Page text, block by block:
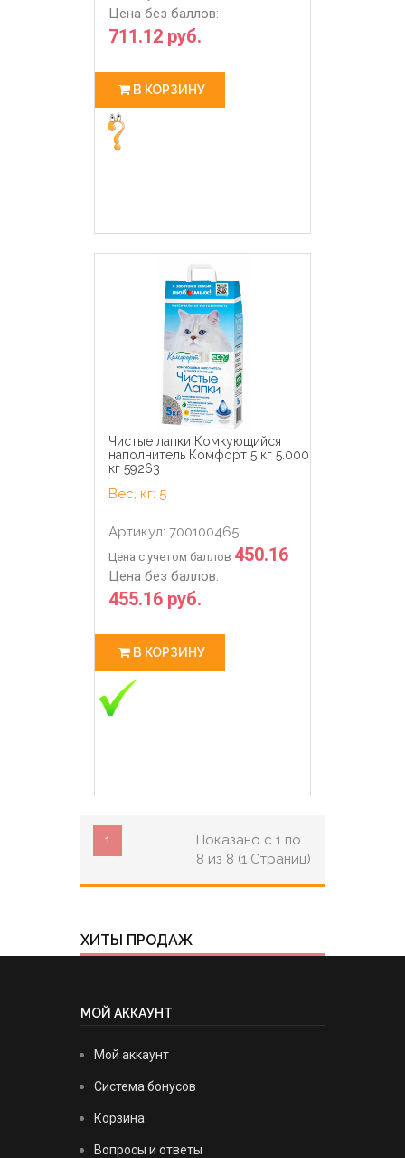
Цена без баллов:
711.12 руб.
В КОРЗИНУ
Чистые лапки Комкующийся
наполнитель Комфорт 5 кг 5.000
кг 59263
Вес, кг: 5
Артикул: 700100465
Цена с учетом баллов 450.16
Цена без баллов:
455.16 руб.
В КОРЗИНУ
1
Показано с 1 по
8 из 8 (1 Страниц)
ХИТЫ ПРОДАЖ
МОЙ АККАУНТ
Мой аккаунт
Система бонусов
Корзина
Вопросы и ответы